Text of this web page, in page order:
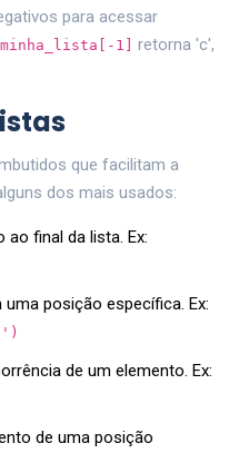
para acessar
minha_lista[-1] retorna 'c',
que facilitam a
dos mais usados:
ao final da lista. Ex:
posição específica. Ex:
de um elemento. Ex:
de uma posição